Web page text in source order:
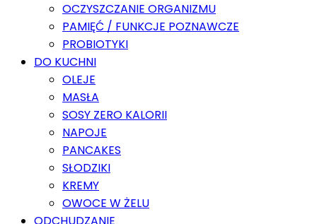
OCZYSZCZANIE ORGANIZMU
PAMIĘĆ / FUNKCJE POZNAWCZE
PROBIOTYKI
DO KUCHNI
OLEJE
MASŁA
SOSY ZERO KALORII
NAPOJE
PANCAKES
SŁODZIKI
KREMY
OWOCE W ŻELU